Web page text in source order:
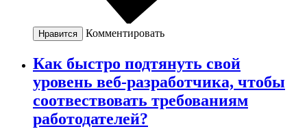
Нравится Комментировать
Как быстро подтянуть свой
уровень веб-разработчика, чтобы
соотвествовать требованиям
работодателей?